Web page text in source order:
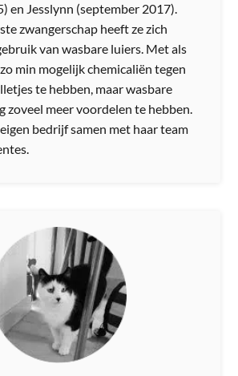
en Jesslynn (september 2017).
zwangerschap heeft ze zich
van wasbare luiers. Met als
min mogelijk chemicaliën tegen
te hebben, maar wasbare
zoveel meer voordelen te hebben.
bedrijf samen met haar team